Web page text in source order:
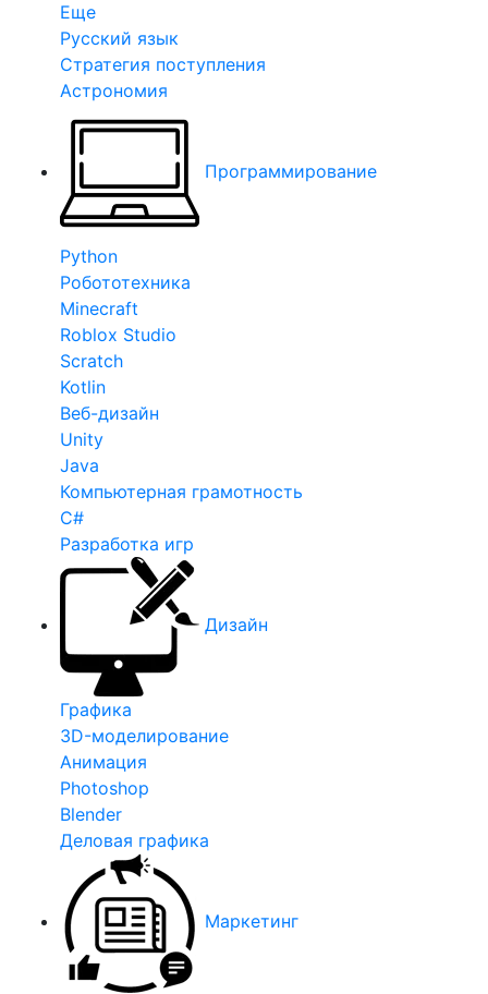
Еще
Русский язык
Стратегия поступления
Астрономия
Программирование
Python
Робототехника
Minecraft
Roblox Studio
Scratch
Kotlin
Веб-дизайн
Unity
Java
Компьютерная грамотность
C#
Разработка игр
Дизайн
Графика
3D-моделирование
Анимация
Photoshop
Blender
Деловая графика
Маркетинг